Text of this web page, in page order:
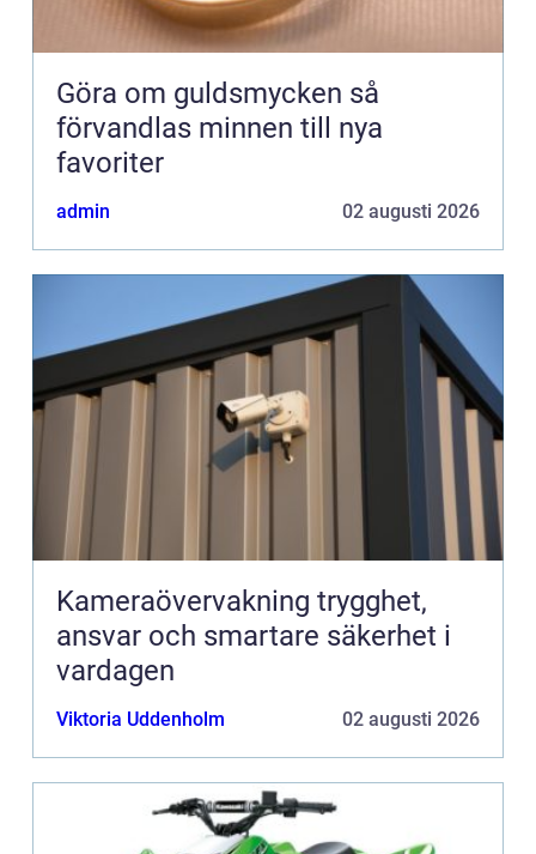
Göra om guldsmycken så
förvandlas minnen till nya
favoriter
admin 02 augusti 2026
Kameraövervakning trygghet,
ansvar och smartare säkerhet i
vardagen
Viktoria Uddenholm 02 augusti 2026